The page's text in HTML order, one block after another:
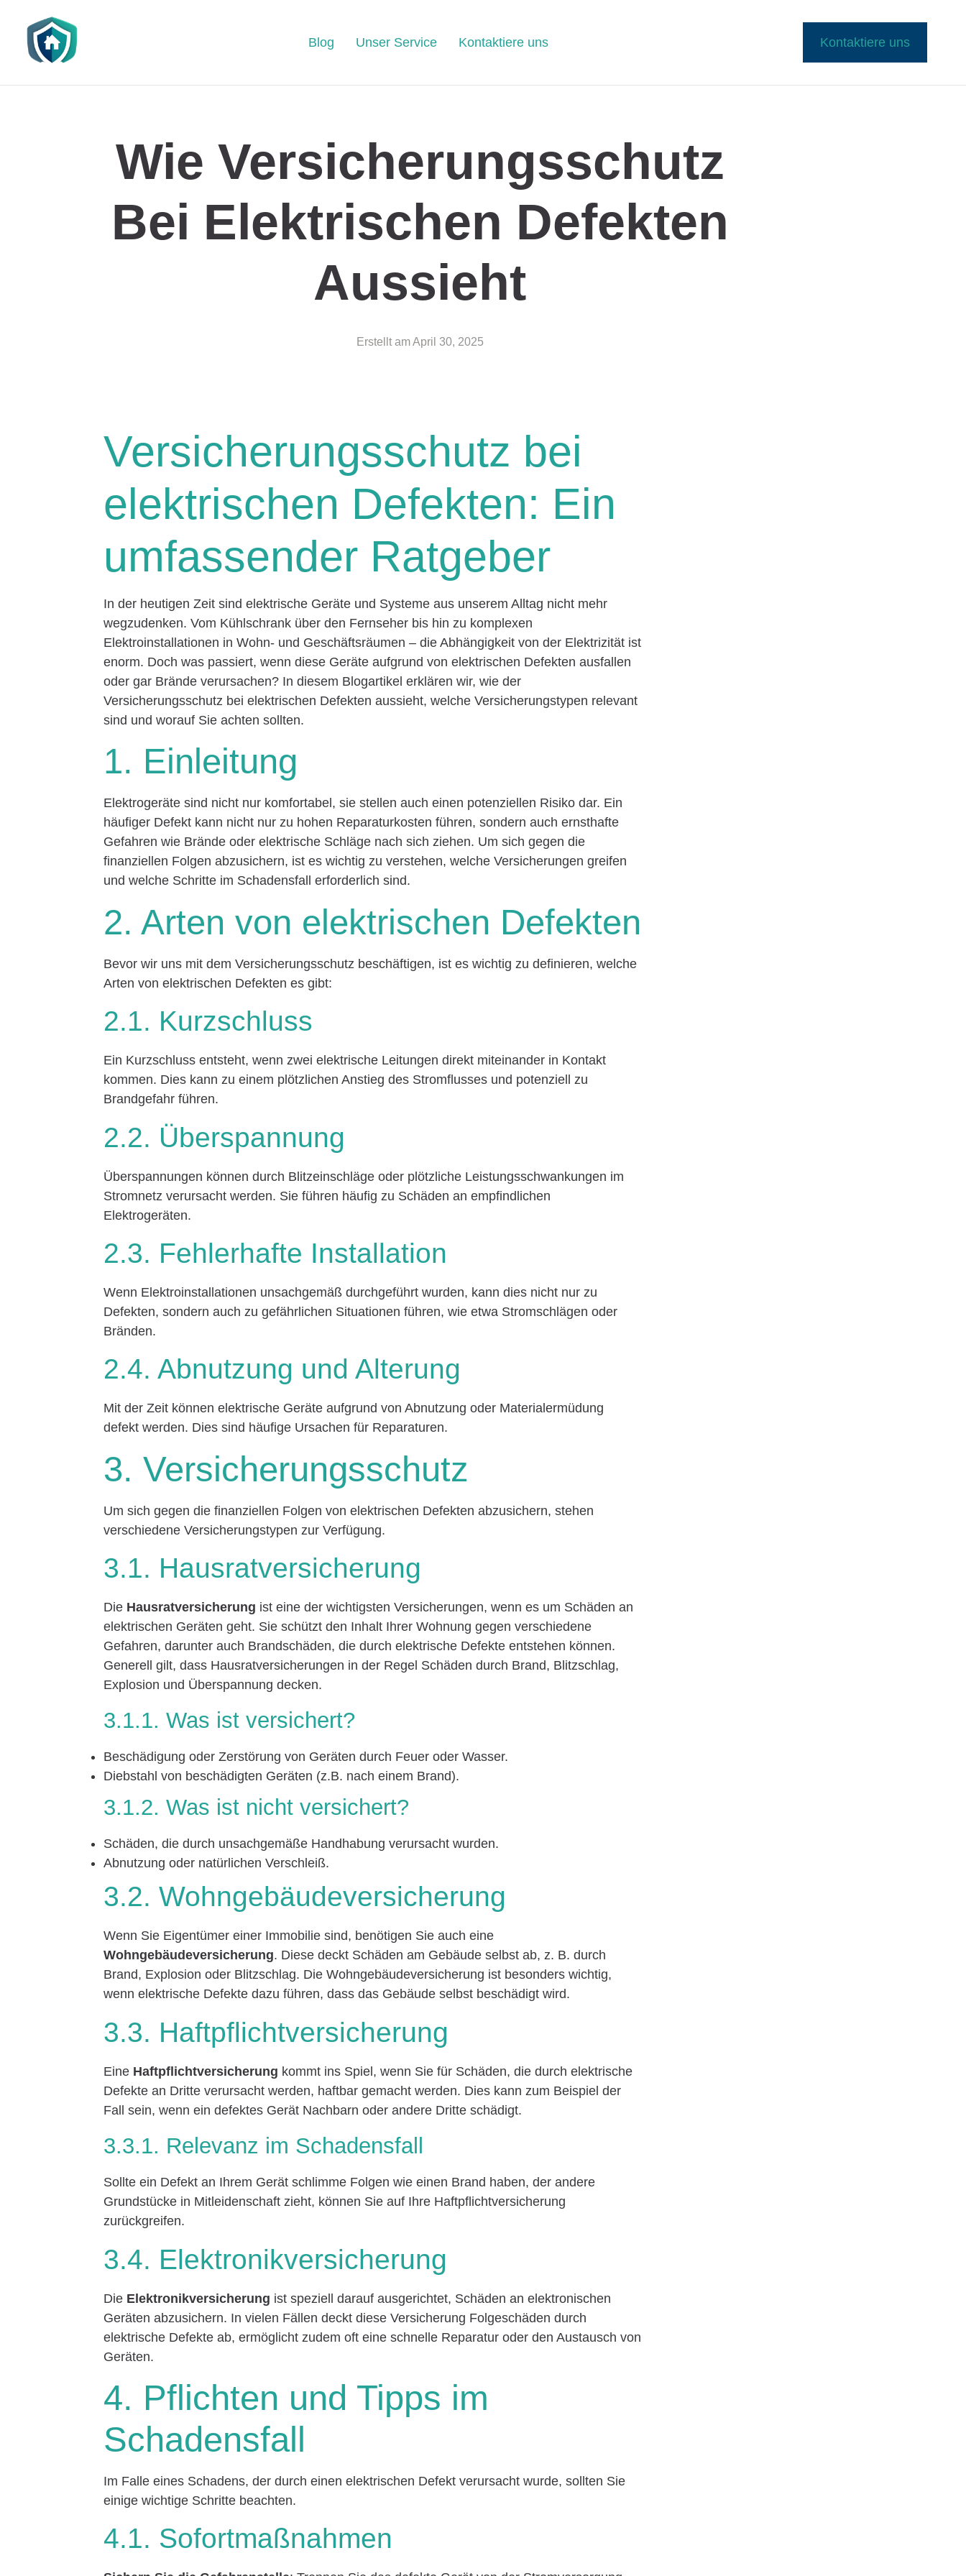
Blog Unser Service Kontaktiere uns Kontaktiere uns
Wie Versicherungsschutz
Bei Elektrischen Defekten
Aussieht
Erstellt amApril 30, 2025
Versicherungsschutz bei
elektrischen Defekten: Ein
umfassender Ratgeber
In der heutigen Zeit sind elektrische Geräte und Systeme aus unserem Alltag nicht mehr
wegzudenken. Vom Kühlschrank über den Fernseher bis hin zu komplexen
Elektroinstallationen in Wohn- und Geschäftsräumen – die Abhängigkeit von der Elektrizität ist
enorm. Doch was passiert, wenn diese Geräte aufgrund von elektrischen Defekten ausfallen
oder gar Brände verursachen? In diesem Blogartikel erklären wir, wie der
Versicherungsschutz bei elektrischen Defekten aussieht, welche Versicherungstypen relevant
sind und worauf Sie achten sollten.
1. Einleitung
Elektrogeräte sind nicht nur komfortabel, sie stellen auch einen potenziellen Risiko dar. Ein
häufiger Defekt kann nicht nur zu hohen Reparaturkosten führen, sondern auch ernsthafte
Gefahren wie Brände oder elektrische Schläge nach sich ziehen. Um sich gegen die
finanziellen Folgen abzusichern, ist es wichtig zu verstehen, welche Versicherungen greifen
und welche Schritte im Schadensfall erforderlich sind.
2. Arten von elektrischen Defekten
Bevor wir uns mit dem Versicherungsschutz beschäftigen, ist es wichtig zu definieren, welche
Arten von elektrischen Defekten es gibt:
2.1. Kurzschluss
Ein Kurzschluss entsteht, wenn zwei elektrische Leitungen direkt miteinander in Kontakt
kommen. Dies kann zu einem plötzlichen Anstieg des Stromflusses und potenziell zu
Brandgefahr führen.
2.2. Überspannung
Überspannungen können durch Blitzeinschläge oder plötzliche Leistungsschwankungen im
Stromnetz verursacht werden. Sie führen häufig zu Schäden an empfindlichen
Elektrogeräten.
2.3. Fehlerhafte Installation
Wenn Elektroinstallationen unsachgemäß durchgeführt wurden, kann dies nicht nur zu
Defekten, sondern auch zu gefährlichen Situationen führen, wie etwa Stromschlägen oder
Bränden.
2.4. Abnutzung und Alterung
Mit der Zeit können elektrische Geräte aufgrund von Abnutzung oder Materialermüdung
defekt werden. Dies sind häufige Ursachen für Reparaturen.
3. Versicherungsschutz
Um sich gegen die finanziellen Folgen von elektrischen Defekten abzusichern, stehen
verschiedene Versicherungstypen zur Verfügung.
3.1. Hausratversicherung
Die Hausratversicherung ist eine der wichtigsten Versicherungen, wenn es um Schäden an
elektrischen Geräten geht. Sie schützt den Inhalt Ihrer Wohnung gegen verschiedene
Gefahren, darunter auch Brandschäden, die durch elektrische Defekte entstehen können.
Generell gilt, dass Hausratversicherungen in der Regel Schäden durch Brand, Blitzschlag,
Explosion und Überspannung decken.
3.1.1. Was ist versichert?
Beschädigung oder Zerstörung von Geräten durch Feuer oder Wasser.
Diebstahl von beschädigten Geräten (z.B. nach einem Brand).
3.1.2. Was ist nicht versichert?
Schäden, die durch unsachgemäße Handhabung verursacht wurden.
Abnutzung oder natürlichen Verschleiß.
3.2. Wohngebäudeversicherung
Wenn Sie Eigentümer einer Immobilie sind, benötigen Sie auch eine
Wohngebäudeversicherung. Diese deckt Schäden am Gebäude selbst ab, z. B. durch
Brand, Explosion oder Blitzschlag. Die Wohngebäudeversicherung ist besonders wichtig,
wenn elektrische Defekte dazu führen, dass das Gebäude selbst beschädigt wird.
3.3. Haftpflichtversicherung
Eine Haftpflichtversicherung kommt ins Spiel, wenn Sie für Schäden, die durch elektrische
Defekte an Dritte verursacht werden, haftbar gemacht werden. Dies kann zum Beispiel der
Fall sein, wenn ein defektes Gerät Nachbarn oder andere Dritte schädigt.
3.3.1. Relevanz im Schadensfall
Sollte ein Defekt an Ihrem Gerät schlimme Folgen wie einen Brand haben, der andere
Grundstücke in Mitleidenschaft zieht, können Sie auf Ihre Haftpflichtversicherung
zurückgreifen.
3.4. Elektronikversicherung
Die Elektronikversicherung ist speziell darauf ausgerichtet, Schäden an elektronischen
Geräten abzusichern. In vielen Fällen deckt diese Versicherung Folgeschäden durch
elektrische Defekte ab, ermöglicht zudem oft eine schnelle Reparatur oder den Austausch von
Geräten.
4. Pflichten und Tipps im
Schadensfall
Im Falle eines Schadens, der durch einen elektrischen Defekt verursacht wurde, sollten Sie
einige wichtige Schritte beachten.
4.1. Sofortmaßnahmen